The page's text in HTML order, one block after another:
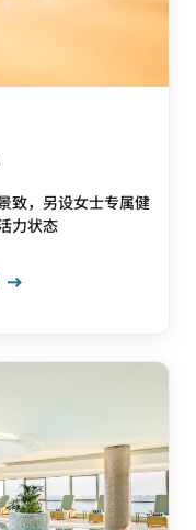
致，另设女士专属健
力状态